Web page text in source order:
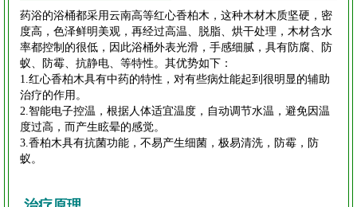
药浴的浴桶都采用云南高等红心香柏木，这种木材木质坚硬，密
度高，色泽鲜明美观，再经过高温、脱脂、烘干处理，木材含水
率都控制的很低，因此浴桶外表光滑，手感细腻，具有防腐、防
蚁、防霉、抗静电、等特性。其优势如下：
1.红心香柏木具有中药的特性，对有些病灶能起到很明显的辅助
治疗的作用。
2.智能电子控温，根据人体适宜温度，自动调节水温，避免因温
度过高，而产生眩晕的感觉。
3.香柏木具有抗菌功能，不易产生细菌，极易清洗，防霉，防
蚁。